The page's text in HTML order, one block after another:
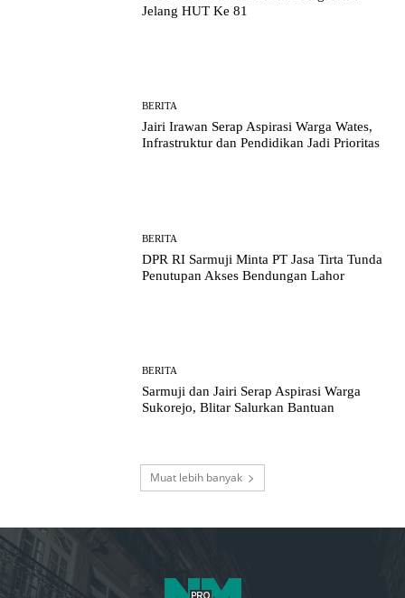
Jelang HUT Ke 81
BERITA
Jairi Irawan Serap Aspirasi Warga Wates,
Infrastruktur dan Pendidikan Jadi Prioritas
BERITA
DPR RI Sarmuji Minta PT Jasa Tirta Tunda
Penutupan Akses Bendungan Lahor
BERITA
Sarmuji dan Jairi Serap Aspirasi Warga
Sukorejo, Blitar Salurkan Bantuan
Muat lebih banyak